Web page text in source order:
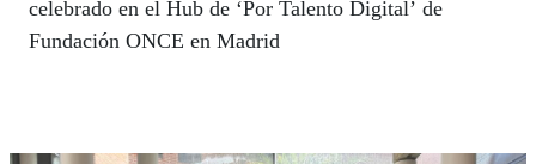
celebrado en el Hub de ‘Por Talento Digital’ de
Fundación ONCE en Madrid